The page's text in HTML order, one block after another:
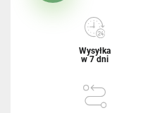
Wysyłka
w 7 dni